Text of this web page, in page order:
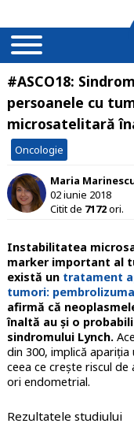
#ASCO18:
persoanele cu
microsatelitară
Oncologie
Maria
02 iunie 2018
Citit de 7172ori.
Instabilitatea
marker important al
există untratament
tumori:
afirmă că
înaltă au și o
sindromului Lynch.
din 300, implică
ceea ce crește riscul de
ori endometrial.
Rezultatele studiului